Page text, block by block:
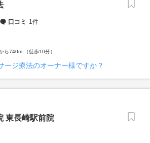
口コミ 1件
ら740m （徒歩10分）
ージ療法のオーナー様ですか？
東長崎駅前院